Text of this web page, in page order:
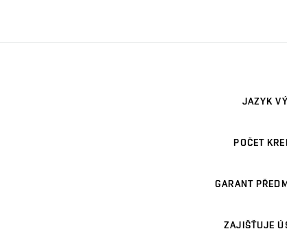
JAZYK
POČET
GARANT
ZAJIŠŤUJE